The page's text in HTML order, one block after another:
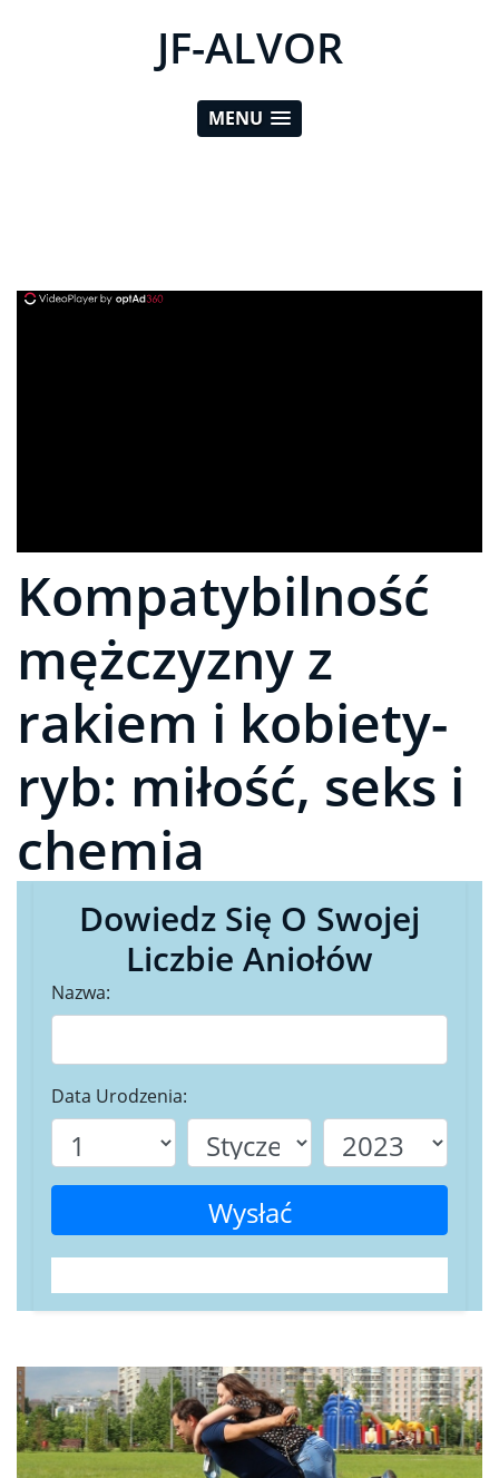
JF-ALVOR
MENU
Kompatybilność
mężczyzny z
rakiem i kobiety-
ryb: miłość, seks i
chemia
Dowiedz Się O Swojej
Liczbie Aniołów
Nazwa:
Data Urodzenia:
Wysłać